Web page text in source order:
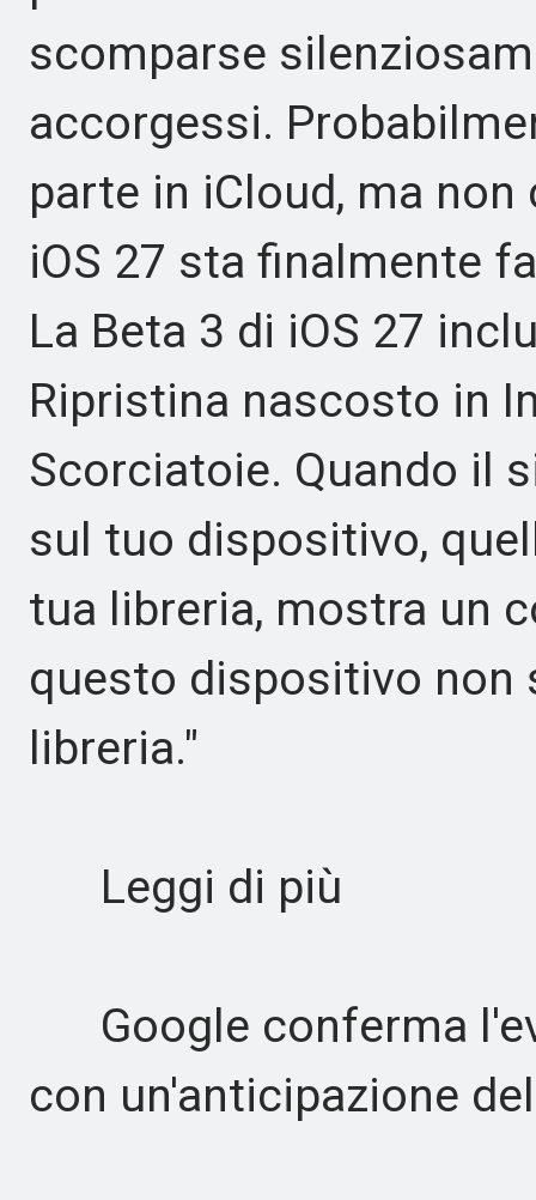
scomparse
accorgessi.
parte in iCloud, ma
iOS 27 sta finalmente
La Beta 3 di iOS 27
Ripristina nascosto in
Scorciatoie. Quando il
sul tuo dispositivo,
tua libreria, mostra un
questo dispositivo non
libreria."
Leggi di più
Google conferma
con un'anticipazione